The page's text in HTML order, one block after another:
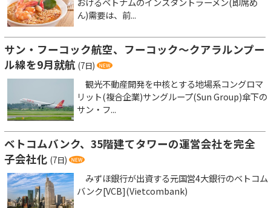
ん)需要は、前...
サン・フーコック航空、フーコック～クアラルンプー
ル線を9月就航 (7日)
観光不動産開発を中核とする地場系コングロマ
リット(複合企業)サングループ(Sun Group)傘下の
サン・フ...
ベトコムバンク、35階建てタワーの運営会社を完全
子会社化 (7日)
みずほ銀行が出資する元国営4大銀行のベトコム
バンク[VCB](Vietcombank)